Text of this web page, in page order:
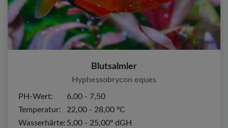
Blutsalmler
Hyphessobrycon eques
PH-Wert:
6,00 - 7,50
Temperatur:
22,00 - 28,00 ºC
Wasserhärte: 5,00 - 25,00º dGH